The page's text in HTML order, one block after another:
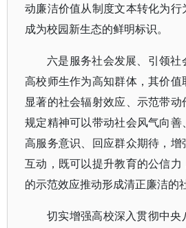
动廉洁价值从制度文本转化为
成为校园新生态的鲜明标识。
六是服务社会发展、引领社
高校师生作为高知群体，其价
显著的社会辐射效应、示范带
规定精神可以带动社会风气向
高服务意识、回应群众期待，
互动，既可以提升教育的公信
的示范效应推动形成清正廉洁的
切实增强高校深入贯彻中央